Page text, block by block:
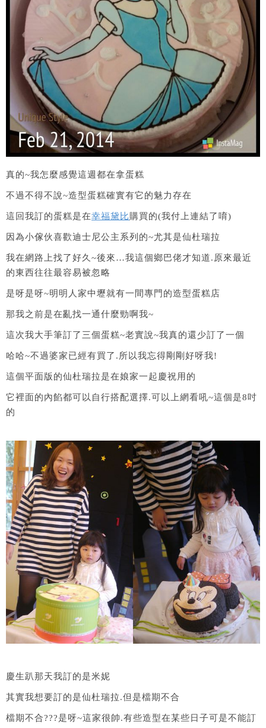
真的~我怎麼感覺這週都在拿蛋糕
不過不得不說~造型蛋糕確實有它的魅力存在
這回我訂的蛋糕是在幸福黛比購買的(我付上連結了唷)
因為小傢伙喜歡迪士尼公主系列的~尤其是仙杜瑞拉
我在網路上找了好久~後來…我這個鄉巴佬才知道.原來最近
的東西往往最容易被忽略
是呀是呀~明明人家中壢就有一間專門的造型蛋糕店
那我之前是在亂找一通什麼勁啊我~
這次我大手筆訂了三個蛋糕~老實說~我真的還少訂了一個
哈哈~不過婆家已經有買了.所以我忘得剛剛好呀我!
這個平面版的仙杜瑞拉是在娘家一起慶祝用的
它裡面的內餡都可以自行搭配選擇.可以上網看吼~這個是8吋
的
慶生趴那天我訂的是米妮
其實我想要訂的是仙杜瑞拉.但是檔期不合
檔期不合???是呀~這家很帥.有些造型在某些日子可是不能訂